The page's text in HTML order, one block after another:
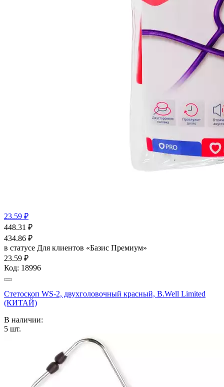
23.59 ₽
448.31 ₽
434.86 ₽
в статусе Для клиентов «Базис Премиум»
23.59 ₽
Код: 18996
Стетоскоп WS-2, двухголовочный красный, B.Well Limited
(КИТАЙ)
В наличии:
5 шт.